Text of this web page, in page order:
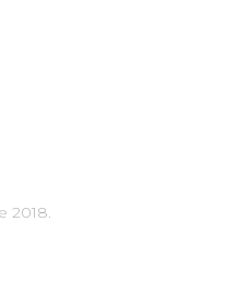
2018.